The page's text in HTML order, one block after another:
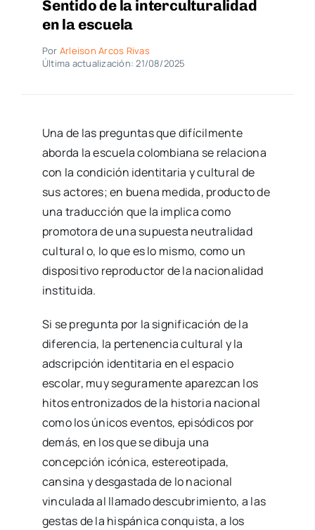
Sentido de la interculturalidad
en la escuela
Por Arleison Arcos Rivas
Última actualización: 21/08/2025
Una de las preguntas que difícilmente
aborda la escuela colombiana se relaciona
con la condición identitaria y cultural de
sus actores; en buena medida, producto de
una traducción que la implica como
promotora de una supuesta neutralidad
cultural o, lo que es lo mismo, como un
dispositivo reproductor de la nacionalidad
instituida.
Si se pregunta por la significación de la
diferencia, la pertenencia cultural y la
adscripción identitaria en el espacio
escolar, muy seguramente aparezcan los
hitos entronizados de la historia nacional
como los únicos eventos, episódicos por
demás, en los que se dibuja una
concepción icónica, estereotipada,
cansina y desgastada de lo nacional
vinculada al llamado descubrimiento, a las
gestas de la hispánica conquista, a los